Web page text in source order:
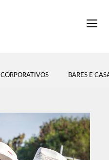
CORPORATIVOS BARES E